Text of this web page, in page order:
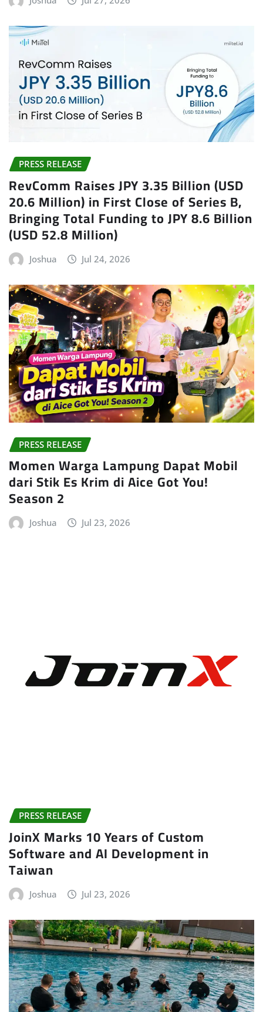
PRESS RELEASE
RevComm Raises JPY 3.35 Billion (USD
20.6 Million) in First Close of Series B,
Bringing Total Funding to JPY 8.6 Billion
(USD 52.8 Million)
Joshua Jul 24, 2026
PRESS RELEASE
Momen Warga Lampung Dapat Mobil
dari Stik Es Krim di Aice Got You!
Season 2
Joshua Jul 23, 2026
PRESS RELEASE
JoinX Marks 10 Years of Custom
Software and AI Development in
Taiwan
Joshua Jul 23, 2026